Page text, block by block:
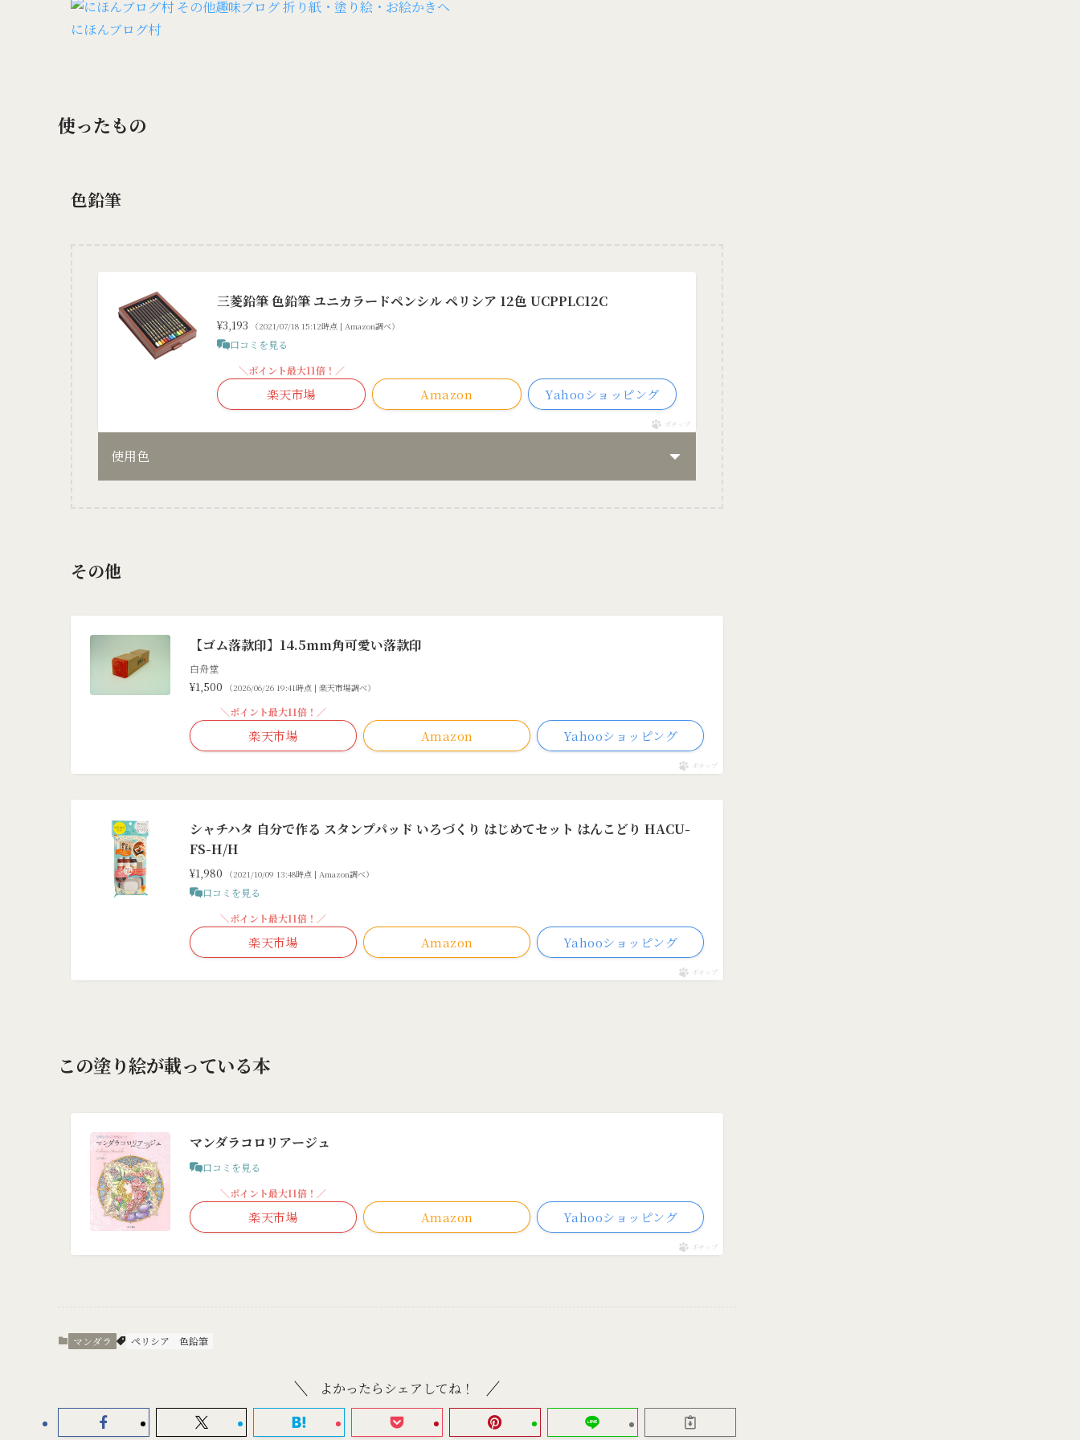
にほんブログ村
使ったもの
色鉛筆
三菱鉛筆 色鉛筆 ユニカラードペンシル ペリシア 12色 UCPPLC12C
¥3,193 （2021/07/18 15:12時点 | Amazon調べ）
口コミを見る
Amazon
＼ポイント最大11倍！／
楽天市場 Yahooショッピング
ポチップ
使用色
その他
【ゴム落款印】14.5mm角可愛い落款印
白舟堂
¥1,500 （2026/06/26 19:41時点 | 楽天市場調べ）
Amazon
＼ポイント最大11倍！／
楽天市場 Yahooショッピング
ポチップ
シャチハタ 自分で作る スタンプパッド いろづくり はじめてセット はんこどり HACU-
FS-H/H
¥1,980 （2021/10/09 13:48時点 | Amazon調べ）
口コミを見る
Amazon
＼ポイント最大11倍！／
楽天市場 Yahooショッピング
ポチップ
この塗り絵が載っている本
マンダラコロリアージュ
口コミを見る
Amazon
＼ポイント最大11倍！／
楽天市場 Yahooショッピング
ポチップ
マンダラ ペリシア 色鉛筆
よかったらシェアしてね！